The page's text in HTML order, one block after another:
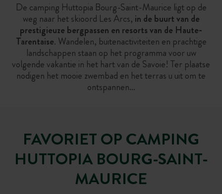
De camping Huttopia Bourg-Saint-Maurice ligt op de
weg naar het skioord Les Arcs, in de buurt van de
prestigieuze bergpassen en resorts van de Haute-
Tarentaise. Wandelen, buitenactiviteiten en prachtige
landschappen staan op het programma voor uw
volgende vakantie in het hart van de Savoie! Ter plaatse
nodigen het mooie zwembad en het terras u uit om te
ontspannen…
FAVORIET OP CAMPING
HUTTOPIA BOURG-SAINT-
MAURICE